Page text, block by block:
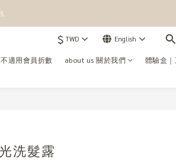
$ TWD English
適用會員折數 about us 關於我們 體驗盒
洗髮露